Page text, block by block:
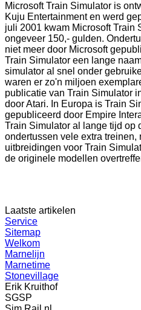
Microsoft Train Simulator is
Kuju Entertainment en werd
juli 2001 kwam Microsoft Train
ongeveer 150,- gulden.
niet meer door Microsoft
Train Simulator een lange
simulator al snel onder
waren er zo'n miljoen
publicatie van Train Simulator
door Atari. In Europa is Train
gepubliceerd door Empire
Train Simulator al lange tijd op
ondertussen vele extra treinen,
uitbreidingen voor Train
de originele modellen
Laatste artikelen
Service
Sitemap
Welkom
Marnelijn
Marnetime
Stonevillage
Erik Kruithof
SGSP